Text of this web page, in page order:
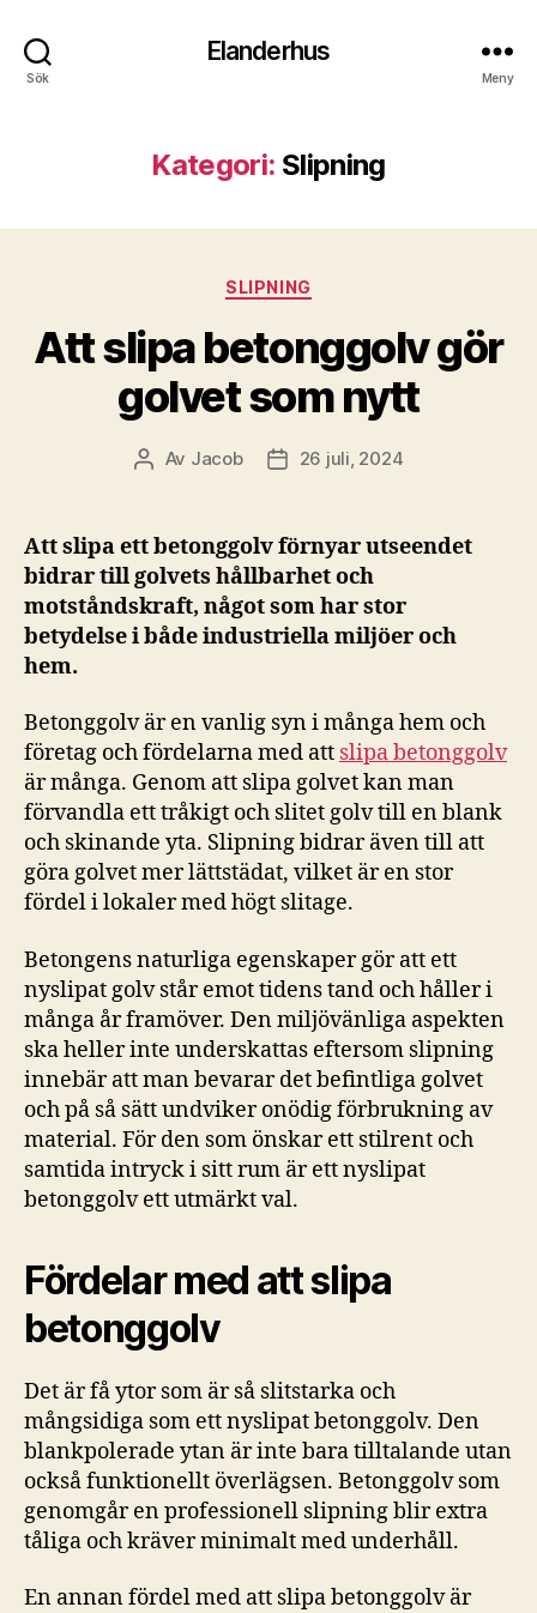
Sök
Elanderhus
Meny
Kategori: Slipning
Kategorier
SLIPNING
Att slipa betonggolv gör
golvet som nytt
Inläggsförfattare
Av Jacob Inläggsdatum
26 juli, 2024
Att slipa ett betonggolv förnyar utseendet
bidrar till golvets hållbarhet och
motståndskraft, något som har stor
betydelse i både industriella miljöer och
hem.
Betonggolv är en vanlig syn i många hem och
företag och fördelarna med att slipa betonggolv
är många. Genom att slipa golvet kan man
förvandla ett tråkigt och slitet golv till en blank
och skinande yta. Slipning bidrar även till att
göra golvet mer lättstädat, vilket är en stor
fördel i lokaler med högt slitage.
Betongens naturliga egenskaper gör att ett
nyslipat golv står emot tidens tand och håller i
många år framöver. Den miljövänliga aspekten
ska heller inte underskattas eftersom slipning
innebär att man bevarar det befintliga golvet
och på så sätt undviker onödig förbrukning av
material. För den som önskar ett stilrent och
samtida intryck i sitt rum är ett nyslipat
betonggolv ett utmärkt val.
Fördelar med att slipa
betonggolv
Det är få ytor som är så slitstarka och
mångsidiga som ett nyslipat betonggolv. Den
blankpolerade ytan är inte bara tilltalande utan
också funktionellt överlägsen. Betonggolv som
genomgår en professionell slipning blir extra
tåliga och kräver minimalt med underhåll.
En annan fördel med att slipa betonggolv är